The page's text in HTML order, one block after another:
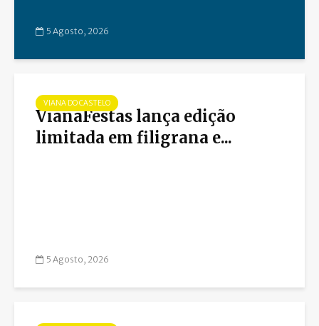
5 Agosto, 2026
VIANA DO CASTELO
VianaFestas lança edição
limitada em filigrana e...
5 Agosto, 2026